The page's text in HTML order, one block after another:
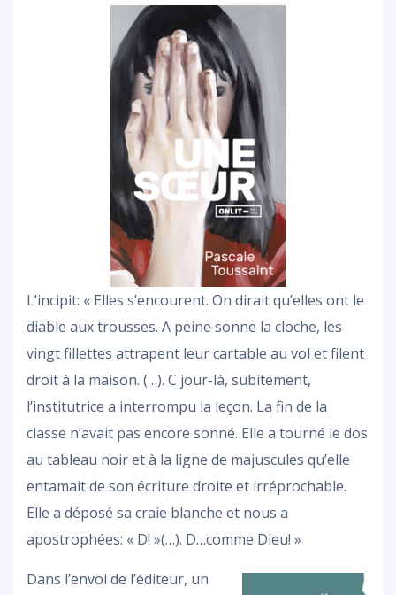
L’incipit: « Elles s’encourent. On dirait qu’elles ont le
diable aux trousses. A peine sonne la cloche, les
vingt fillettes attrapent leur cartable au vol et filent
droit à la maison. (…). C jour-là, subitement,
l’institutrice a interrompu la leçon. La fin de la
classe n’avait pas encore sonné. Elle a tourné le dos
au tableau noir et à la ligne de majuscules qu’elle
entamait de son écriture droite et irréprochable.
Elle a déposé sa craie blanche et nous a
apostrophées: « D! »(…). D…comme Dieu! »
Dans l’envoi de l’éditeur, un